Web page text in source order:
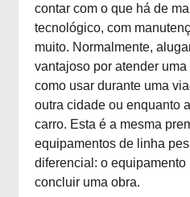
contar com o que há de
tecnológico, com
muito. Normalmente,
vantajoso por atender
como usar durante uma
outra cidade ou enquanto
carro. Esta é a mesma
equipamentos de linha
diferencial: o
concluir uma obra.